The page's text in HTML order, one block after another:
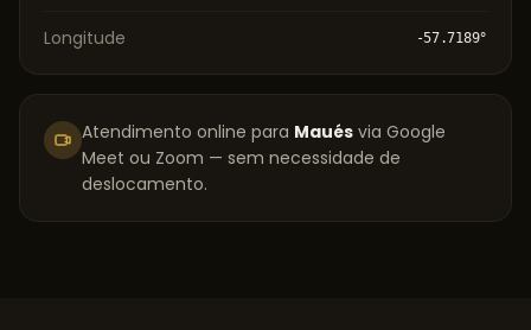
Longitude -57.7189°
Atendimento online para Maués via Google
Meet ou Zoom — sem necessidade de
deslocamento.